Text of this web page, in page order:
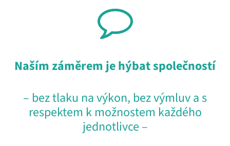
Naším záměrem je hýbat společností
– bez tlaku na výkon, bez výmluv a s
respektem k možnostem každého
jednotlivce –